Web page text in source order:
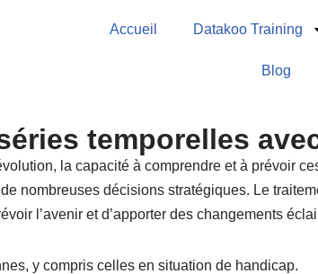
Accueil Datakoo Training
Blog
temporelles
la capacité à comprendre et à prévoir
nombreuses décisions stratégiques. Le
l’avenir et d’apporter des changements
y compris celles en situation de handicap.